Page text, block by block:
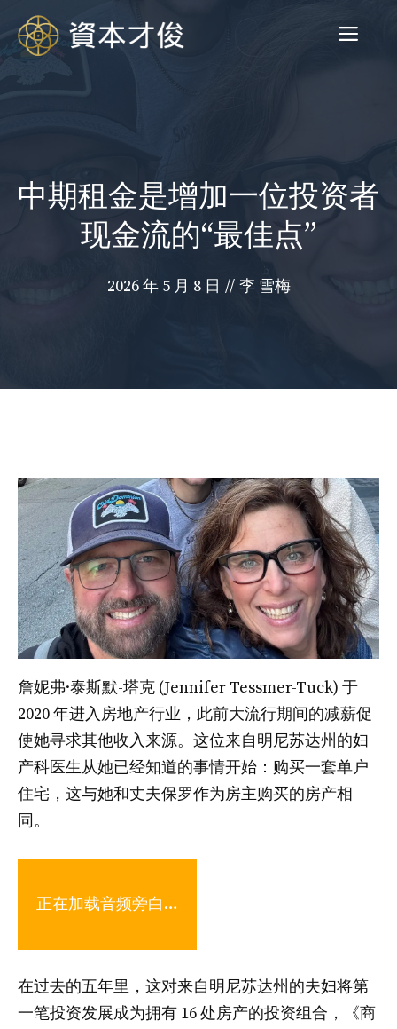
菜
中期租金是增加一位投资者
现金流的“最佳点”
2026 年 5 月 8 日 // 李 雪梅
詹妮弗·泰斯默-塔克 (Jennifer Tessmer-Tuck) 于
2020 年进入房地产行业，此前大流行期间的减薪促
使她寻求其他收入来源。这位来自明尼苏达州的妇
产科医生从她已经知道的事情开始：购买一套单户
住宅，这与她和丈夫保罗作为房主购买的房产相
同。
正在加载音频旁白…
在过去的五年里，这对来自明尼苏达州的夫妇将第
一笔投资发展成为拥有 16 处房产的投资组合，《商